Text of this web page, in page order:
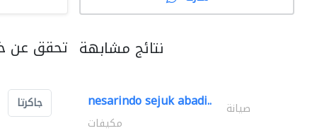
تحقق عن
جاكرتا
نتائج مشابهة
nesarindo sejuk abadi.. صيانة
مكيفات